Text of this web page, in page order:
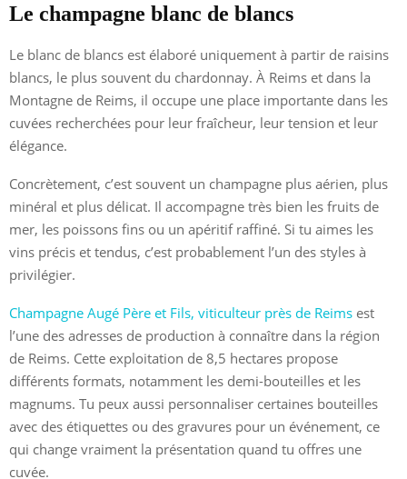
Le champagne blanc de blancs
Le blanc de blancs est élaboré uniquement à partir de raisins
blancs, le plus souvent du chardonnay. À Reims et dans la
Montagne de Reims, il occupe une place importante dans les
cuvées recherchées pour leur fraîcheur, leur tension et leur
élégance.
Concrètement, c’est souvent un champagne plus aérien, plus
minéral et plus délicat. Il accompagne très bien les fruits de
mer, les poissons fins ou un apéritif raffiné. Si tu aimes les
vins précis et tendus, c’est probablement l’un des styles à
privilégier.
Champagne Augé Père et Fils, viticulteur près de Reims est
l’une des adresses de production à connaître dans la région
de Reims. Cette exploitation de 8,5 hectares propose
différents formats, notamment les demi-bouteilles et les
magnums. Tu peux aussi personnaliser certaines bouteilles
avec des étiquettes ou des gravures pour un événement, ce
qui change vraiment la présentation quand tu offres une
cuvée.